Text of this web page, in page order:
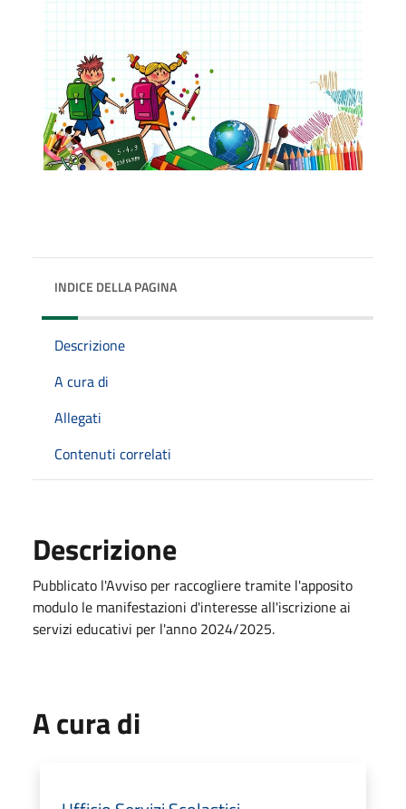
INDICE DELLA PAGINA
Descrizione
A cura di
Allegati
Contenuti correlati
Descrizione
Pubblicato l'Avviso per raccogliere tramite l'apposito
modulo le manifestazioni d'interesse all'iscrizione ai
servizi educativi per l'anno 2024/2025.
A cura di